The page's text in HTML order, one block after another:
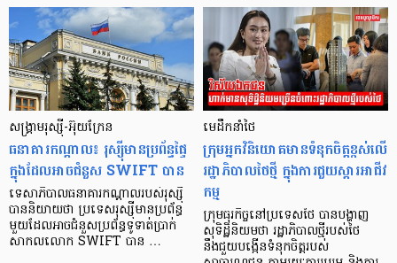
សង្គ្រាម​រុស្ស៊ី-អ៊ុយក្រែន
ធនាគារកណ្ដាល៖ រុស្ស៊ី​មានប្រព័ន្ធ​ផ្ទៃ
ក្នុងដែលអាចជំនួស SWIFT បាន
ទេសាភិបាល​ធនាគារ​កណ្ដាល​របស់រុស្ស៊ី​
បាន​និយាយថា ប្រទេស​រុស្ស៊ី​មានប្រព័ន្ធ​
មួយ​ដែលអាច​ជំនួស​ប្រព័ន្ធទូទាត់​ប្រាក់​
សាកលលោក SWIFT បាន​ …
មេដឹកនាំថៃ
ក្រុមអ្នកវិនិយោគមានទំនុកចិត្តខ្ពស់លើ
រដ្ឋាភិបាលថៃថ្មី ក្នុងការជួយស្តារអាជីវ
កម្ម
ក្រុមធុរកិច្ចនៅប្រទេសថៃ បានបង្ហាញ
សុទិដ្ឋិនិយមថា រដ្ឋាភិបាលថ្មីរបស់ថៃ
នឹងជួយបង្កើនទំនុកចិត្តរបស់